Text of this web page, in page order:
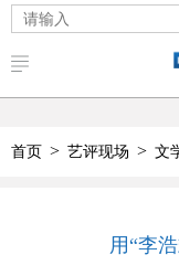
首页 > 艺评现场 > 文
用“李